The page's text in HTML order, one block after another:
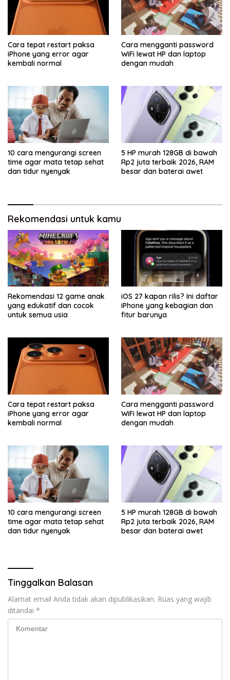
Cara tepat restart paksa
iPhone yang error agar
kembali normal
Cara mengganti password
WiFi lewat HP dan laptop
dengan mudah
10 cara mengurangi screen
time agar mata tetap sehat
dan tidur nyenyak
5 HP murah 128GB di bawah
Rp2 juta terbaik 2026, RAM
besar dan baterai awet
Rekomendasi untuk kamu
Rekomendasi 12 game anak
yang edukatif dan cocok
untuk semua usia
iOS 27 kapan rilis? Ini daftar
iPhone yang kebagian dan
fitur barunya
Cara tepat restart paksa
iPhone yang error agar
kembali normal
Cara mengganti password
WiFi lewat HP dan laptop
dengan mudah
10 cara mengurangi screen
time agar mata tetap sehat
dan tidur nyenyak
5 HP murah 128GB di bawah
Rp2 juta terbaik 2026, RAM
besar dan baterai awet
Tinggalkan Balasan
Alamat email Anda tidak akan dipublikasikan. Ruas yang wajib
ditandai *